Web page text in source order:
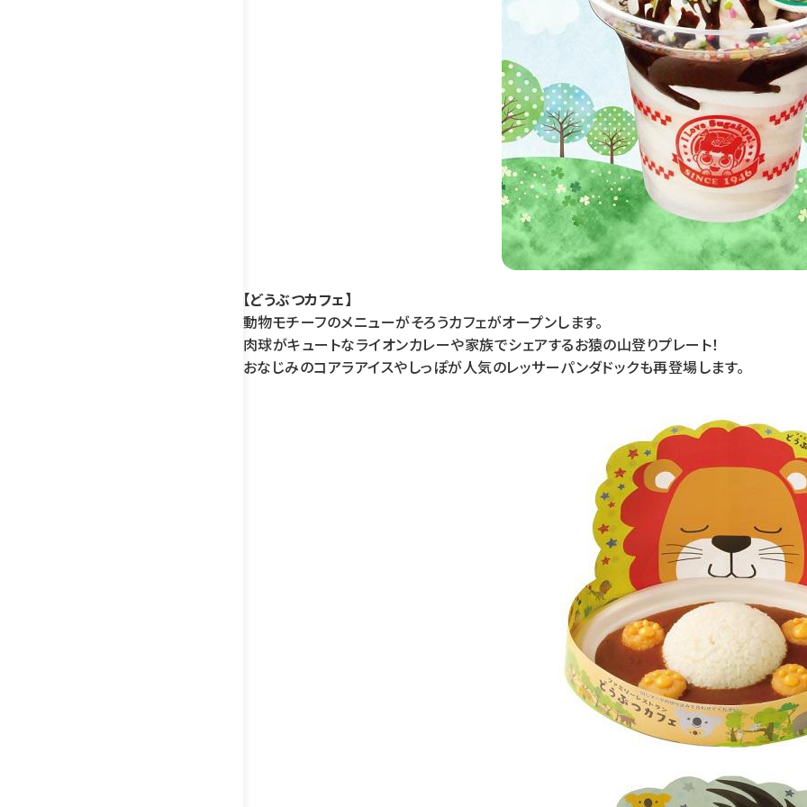
【どうぶつカフェ】
動物モチーフのメニューがそろうカフェがオープンします。
肉球がキュートなライオンカレーや家族でシェアするお猿の山登りプレート！
おなじみのコアラアイスやしっぽが人気のレッサーパンダドックも再登場します。